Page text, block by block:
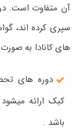
آن متفاوت است.
سپری کرده اند،
های کانادا به
کبک ارائه
باشد .